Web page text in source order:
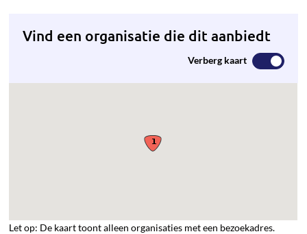
Vind een organisatie die dit aanbiedt
Verberg kaart
Let op: De kaart toont alleen organisaties met een bezoekadres.